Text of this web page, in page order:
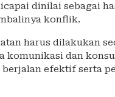
dinilai sebagai
konflik.
harus dilakukan
komunikasi dan
efektif serta